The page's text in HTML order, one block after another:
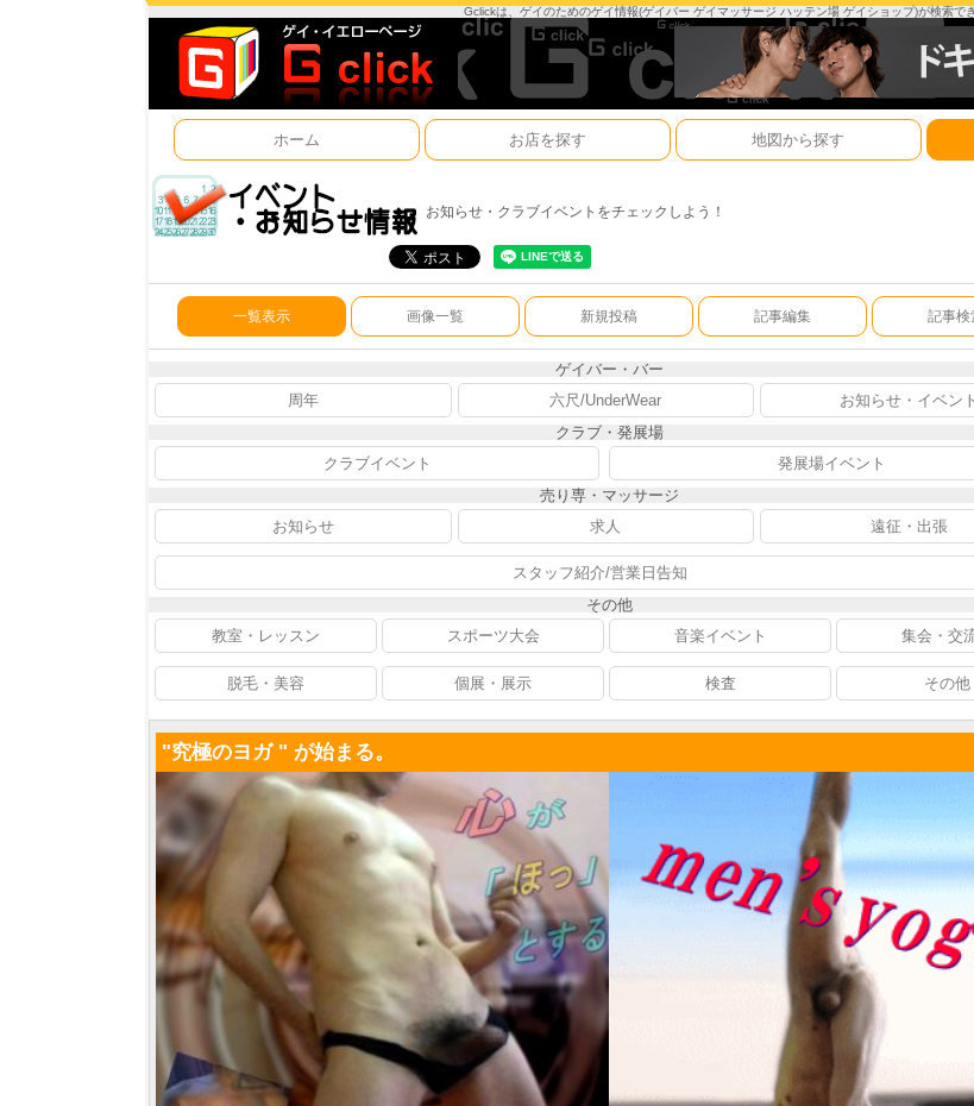
Gclickは、ゲイのためのゲイ情報(ゲイバー ゲイマッサージ ハッテン場 ゲイショップ)が検索で
ホーム お店を探す 地図から探す
お知らせ・クラブイベントをチェックしよう！
一覧表示 画像一覧 新規投稿 記事編集 記事検
ゲイバー・バー
周年
六尺/UnderWear
お知らせ・イベント
クラブ・発展場
クラブイベント
発展場イベント
売り専・マッサージ
お知らせ
求人 遠征・出張
スタッフ紹介/営業日告知
その他
教室・レッスン
スポーツ大会 音楽イベント 集会・交
脱毛・美容 個展・展示 検査 その他
"究極のヨガ " が始まる。